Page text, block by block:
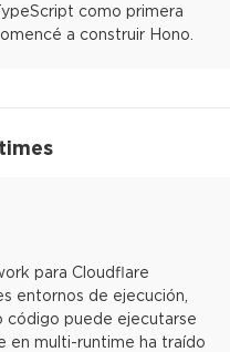
como primera
a construir Hono.
para Cloudflare
entornos de ejecución,
código puede ejecutarse
en multi-runtime ha traído